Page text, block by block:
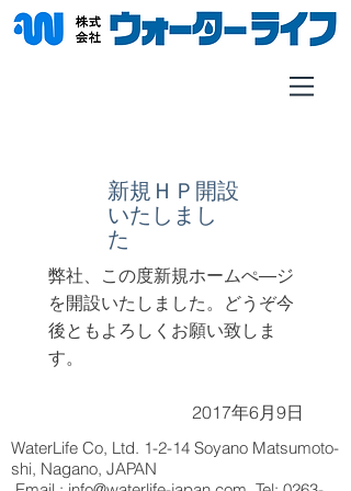
​新規ＨＰ開設
いたしまし
た
弊社、この度新規ホームぺ―ジ
を開設いたしました。どうぞ今
後ともよろしくお願い致しま
す。
2017年6月9日
WaterLife Co, Ltd. 1-2-14 Soyano Matsumoto-
shi, Nagano, JAPAN